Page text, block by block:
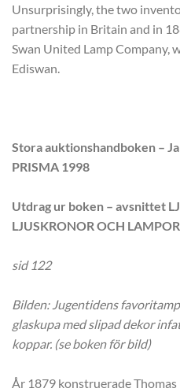
Unsurprisingly, the two
partnership in Britain and in
Swan United Lamp Company,
Ediswan.
Stora auktionshandboken –
PRISMA 1998
Utdrag ur boken – avsnittet
LJUSKRONOR OCH LAMPOR
sid 122
Bilden: Jugentidens
glaskupa med slipad dekor
koppar. (se boken för bild)
År 1879 konstruerade Thomas